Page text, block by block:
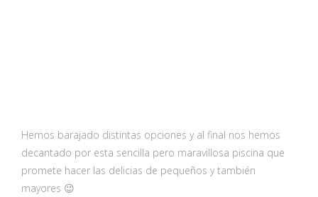
Hemos barajado distintas opciones y al final nos hemos
decantado por esta sencilla pero maravillosa piscina que
promete hacer las delicias de pequeños y también
mayores 😉